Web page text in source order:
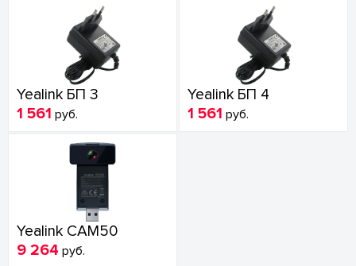
Yealink БП 3
1 561 руб.
Yealink БП 4
1 561 руб.
Yealink CAM50
9 264 руб.